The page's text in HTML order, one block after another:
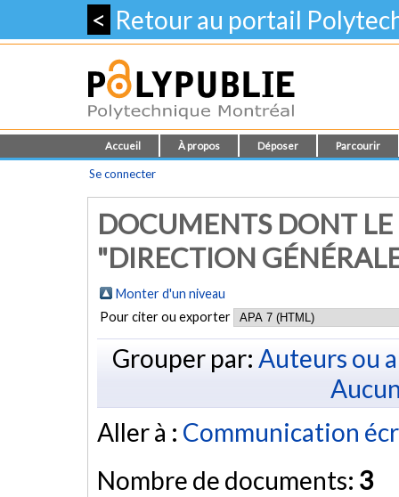
< Retour au portail
Accueil À propos Déposer Parcourir
Se connecter
DOCUMENTS DONT
"DIRECTION
Monter d'un niveau
Pour citer ou exporter
Grouper par: Auteurs ou
Aller à : Communication
Nombre de documents: 3